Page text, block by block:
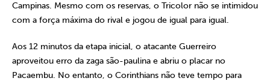
Campinas. Mesmo com os reservas, o Tricolor não se intimidou
com a força máxima do rival e jogou de igual para igual.
Aos 12 minutos da etapa inicial, o atacante Guerreiro
aproveitou erro da zaga são-paulina e abriu o placar no
Pacaembu. No entanto, o Corinthians não teve tempo para